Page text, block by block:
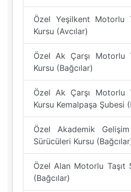
Özel Yeşilkent Motorlu
Kursu (Avcılar)
Özel Ak Çarşı Motorlu
Kursu (Bağcılar)
Özel Ak Çarşı Motorlu
Kursu Kemalpaşa Şubesi
Özel Akademik
Sürücüleri Kursu
Özel Alan Motorlu Taşıt
(Bağcılar)